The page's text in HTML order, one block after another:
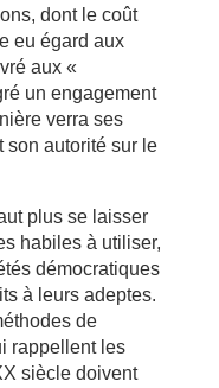
dont le coût
eu égard aux
aux «
un engagement
verra ses
son autorité sur le
plus se laisser
habiles à utiliser,
démocratiques
à leurs adeptes.
de
rappellent les
siècle doivent